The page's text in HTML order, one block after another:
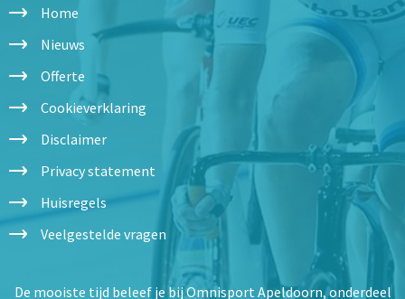
Home
Nieuws
Offerte
Cookieverklaring
Disclaimer
Privacy statement
Huisregels
Veelgestelde vragen
De mooiste tijd beleef je bij Omnisport Apeldoorn, onderdeel